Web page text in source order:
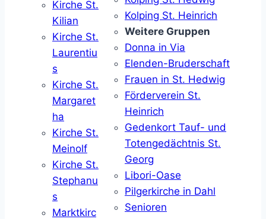
Kirche St.
Kilian
Kirche St.
Laurentiu
s
Kirche St.
Margaret
ha
Kirche St.
Meinolf
Kirche St.
Stephanu
s
Marktkirc
Kolping St. Heinrich
Weitere Gruppen
Donna in Via
Elenden-Bruderschaft
Frauen in St. Hedwig
Förderverein St.
Heinrich
Gedenkort Tauf- und
Totengedächtnis St.
Georg
Libori-Oase
Pilgerkirche in Dahl
Senioren